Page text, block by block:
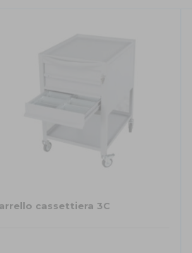
cassettiera 3C